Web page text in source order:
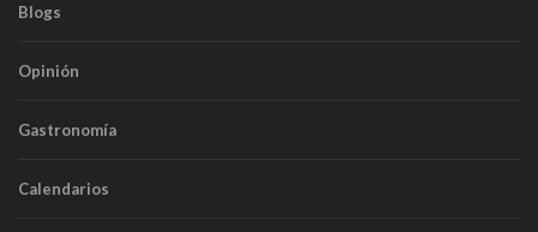
Blogs
Opinión
Gastronomía
Calendarios